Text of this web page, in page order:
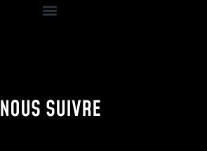
NOUS SUIVRE